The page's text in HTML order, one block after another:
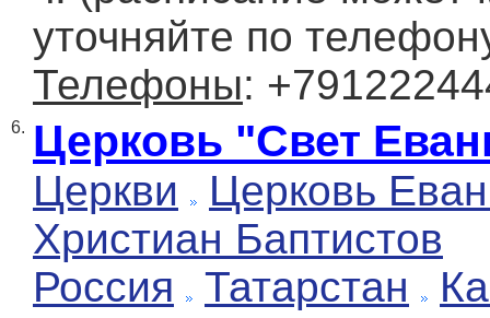
уточняйте по
Телефоны:
6. Церковь "Свет
Церкви
Церковь
Христиан Баптистов
Россия
Татарстан